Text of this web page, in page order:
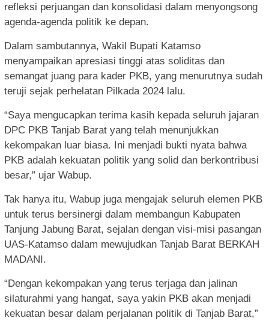
refleksi perjuangan dan konsolidasi dalam menyongsong
agenda-agenda politik ke depan.
Dalam sambutannya, Wakil Bupati Katamso
menyampaikan apresiasi tinggi atas soliditas dan
semangat juang para kader PKB, yang menurutnya sudah
teruji sejak perhelatan Pilkada 2024 lalu.
“Saya mengucapkan terima kasih kepada seluruh jajaran
DPC PKB Tanjab Barat yang telah menunjukkan
kekompakan luar biasa. Ini menjadi bukti nyata bahwa
PKB adalah kekuatan politik yang solid dan berkontribusi
besar,” ujar Wabup.
Tak hanya itu, Wabup juga mengajak seluruh elemen PKB
untuk terus bersinergi dalam membangun Kabupaten
Tanjung Jabung Barat, sejalan dengan visi-misi pasangan
UAS-Katamso dalam mewujudkan Tanjab Barat BERKAH
MADANI.
“Dengan kekompakan yang terus terjaga dan jalinan
silaturahmi yang hangat, saya yakin PKB akan menjadi
kekuatan besar dalam perjalanan politik di Tanjab Barat,”